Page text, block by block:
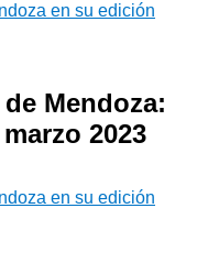
en su edición
Mendoza:
2023
en su edición